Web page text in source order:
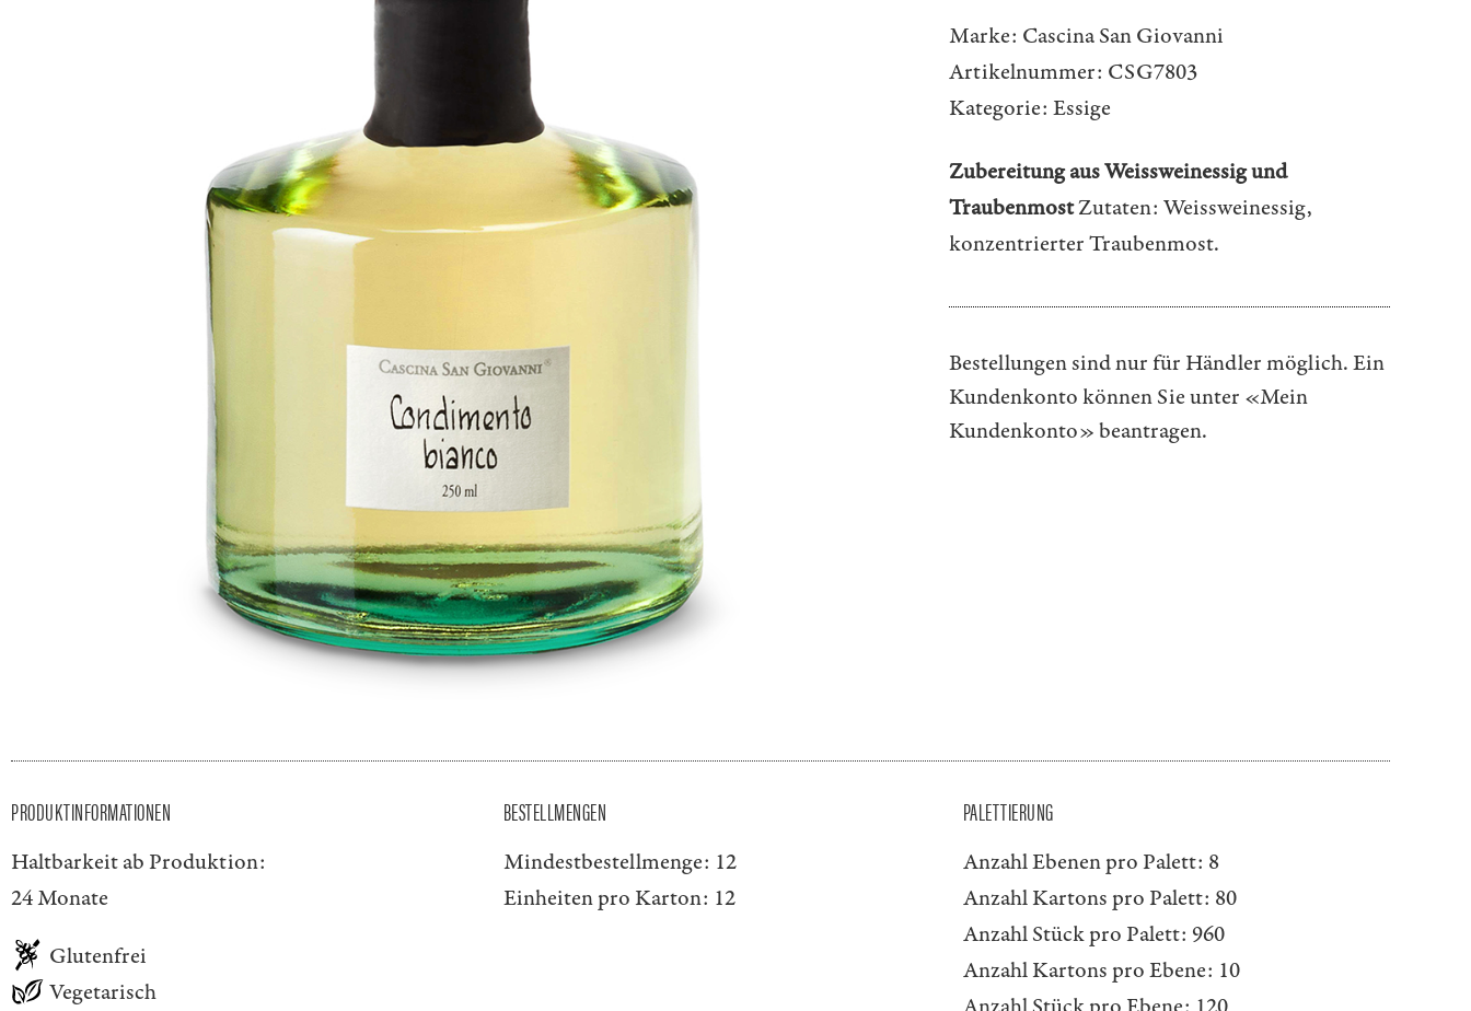
Marke: Cascina San Giovanni
Artikelnummer: CSG7803
Kategorie: Essige
Zubereitung aus Weissweinessig und
TraubenmostZutaten: Weissweinessig,
konzentrierter Traubenmost.
Bestellungen sind nur für Händler möglich. Ein
Kundenkonto können Sie unter «Mein
Kundenkonto»beantragen.
PRODUKTINFORMATIONEN
Haltbarkeit ab Produktion:
24 Monate
Glutenfrei
Vegetarisch
BESTELLMENGEN
Mindestbestellmenge: 12
Einheiten pro Karton: 12
PALETTIERUNG
Anzahl Ebenen pro Palett: 8
Anzahl Kartons pro Palett: 80
Anzahl Stück pro Palett: 960
Anzahl Kartons pro Ebene: 10